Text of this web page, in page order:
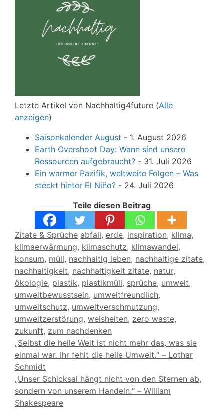
Letzte Artikel von Nachhaltig4future (Alle
anzeigen)
Saisonkalender August - 1. August 2026
Earth Overshoot Day: Wann sind unsere
Ressourcen aufgebraucht? - 31. Juli 2026
Ein warmer Pazifik, weltweite Folgen – Was
steckt hinter El Niño? - 24. Juli 2026
Teile diesen Beitrag
Kategorien
Zitate & Sprüche Schlagwörter
abfall, erde, inspiration, klima,
klimaerwärmung, klimaschutz, klimawandel,
konsum, müll, nachhaltig leben, nachhaltige zitate,
nachhaltigkeit, nachhaltigkeit zitate, natur,
ökologie, plastik, plastikmüll, sprüche, umwelt,
umweltbewusstsein, umweltfreundlich,
umweltschutz, umweltverschmutzung,
umweltzerstörung, weisheiten, zero waste,
zukunft, zum nachdenken
„Selbst die heile Welt ist nicht mehr das, was sie
einmal war. Ihr fehlt die heile Umwelt.“ – Lothar
Schmidt
„Unser Schicksal hängt nicht von den Sternen ab,
sondern von unserem Handeln.“ – William
Shakespeare